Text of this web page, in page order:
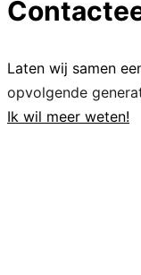
Laten wij samen
opvolgende
Ik wil meer weten!